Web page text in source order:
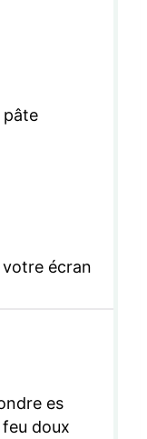
pâte
écran
es
doux